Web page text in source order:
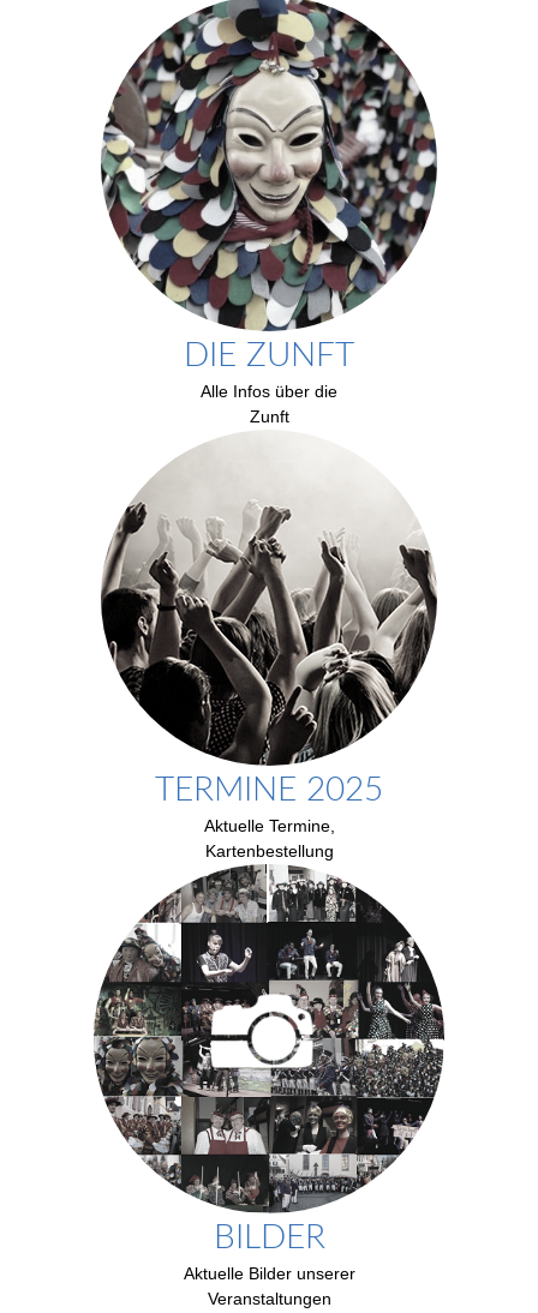
DIE ZUNFT
Alle Infos über die
Zunft
TERMINE 2025
Aktuelle Termine,
Kartenbestellung
BILDER
Aktuelle Bilder unserer
Veranstaltungen